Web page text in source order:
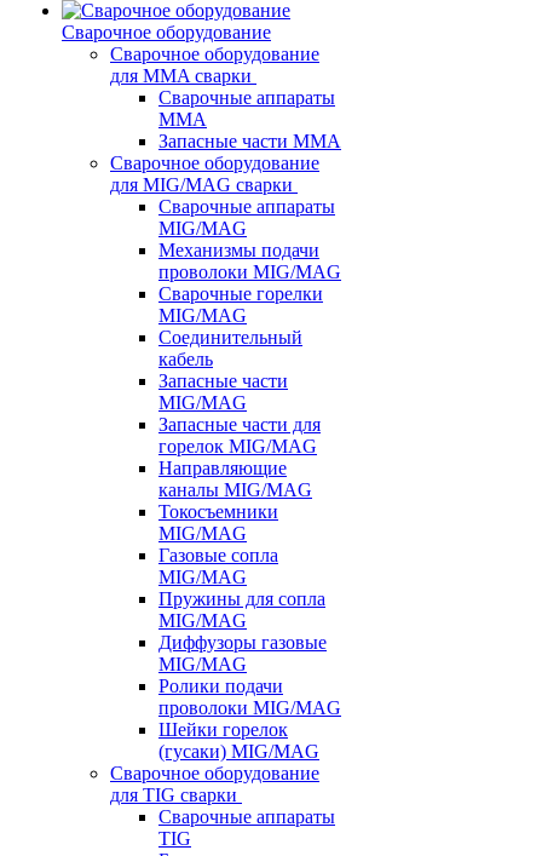
Сварочное оборудование
Сварочное оборудование
для MMA сварки
Сварочные аппараты
MMA
Запасные части MMA
Сварочное оборудование
для MIG/MAG сварки
Сварочные аппараты
MIG/MAG
Механизмы подачи
проволоки MIG/MAG
Сварочные горелки
MIG/MAG
Соединительный
кабель
Запасные части
MIG/MAG
Запасные части для
горелок MIG/MAG
Направляющие
каналы MIG/MAG
Токосъемники
MIG/MAG
Газовые сопла
MIG/MAG
Пружины для сопла
MIG/MAG
Диффузоры газовые
MIG/MAG
Ролики подачи
проволоки MIG/MAG
Шейки горелок
(гусаки) MIG/MAG
Сварочное оборудование
для TIG сварки
Сварочные аппараты
TIG